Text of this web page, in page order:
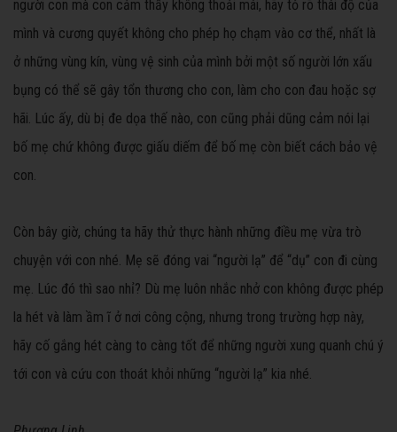
người con mà con cảm thấy không thoải mái, hãy tỏ rõ thái độ của
mình và cương quyết không cho phép họ chạm vào cơ thể, nhất là
ở những vùng kín, vùng vệ sinh của mình bởi một số người lớn xấu
bụng có thể sẽ gây tổn thương cho con, làm cho con đau hoặc sợ
hãi. Lúc ấy, dù bị đe dọa thế nào, con cũng phải dũng cảm nói lại
bố mẹ chứ không được giấu diếm để bố mẹ còn biết cách bảo vệ
con.
Còn bây giờ, chúng ta hãy thử thực hành những điều mẹ vừa trò
chuyện với con nhé. Mẹ sẽ đóng vai “người lạ” để “dụ” con đi cùng
mẹ. Lúc đó thì sao nhỉ? Dù mẹ luôn nhắc nhở con không được phép
la hét và làm ầm ĩ ở nơi công cộng, nhưng trong trường hợp này,
hãy cố gắng hét càng to càng tốt để những người xung quanh chú ý
tới con và cứu con thoát khỏi những “người lạ” kia nhé.